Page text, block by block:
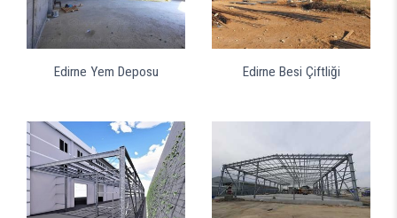
Edirne Yem Deposu Edirne Besi Çiftliği